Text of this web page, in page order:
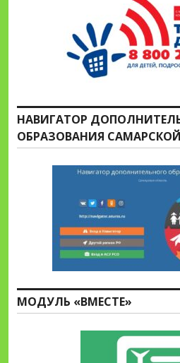
НАВИГАТОР
ОБРАЗОВАНИЯ
МОДУЛЬ «ВМЕСТЕ»